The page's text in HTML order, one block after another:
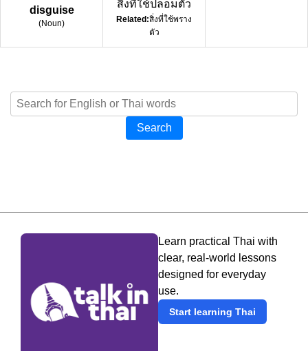
disguise
(Noun)
สิ่งที่ใช้ปลอมตัว
Related:สิ่งที่ใช้พราง
ตัว
Search
Learn practical Thai with
clear, real-world lessons
designed for everyday
use.
Start learning Thai